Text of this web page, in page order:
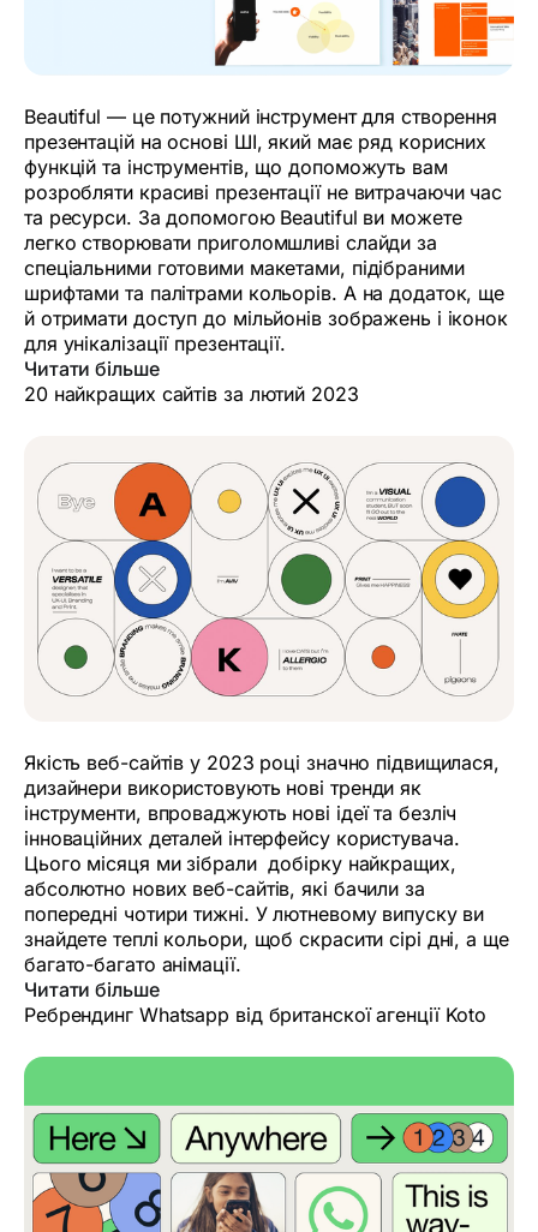
Beautiful — це потужний інструмент для створення
презентацій на основі ШІ, який має ряд корисних
функцій та інструментів, що допоможуть вам
розробляти красиві презентації не витрачаючи час
та ресурси. За допомогою Beautiful ви можете
легко створювати приголомшливі слайди за
спеціальними готовими макетами, підібраними
шрифтами та палітрами кольорів. А на додаток, ще
й отримати доступ до мільйонів зображень і іконок
для унікалізації презентації.
Читати більше
20 найкращих сайтів за лютий 2023
Якість веб-сайтів у 2023 році значно підвищилася,
дизайнери використовують нові тренди як
інструменти, впроваджують нові ідеї та безліч
інноваційних деталей інтерфейсу користувача.
Цього місяця ми зібрали добірку найкращих,
абсолютно нових веб-сайтів, які бачили за
попередні чотири тижні. У лютневому випуску ви
знайдете теплі кольори, щоб скрасити сірі дні, а ще
багато-багато анімації.
Читати більше
Ребрендинг Whatsapp від британскої агенції Koto